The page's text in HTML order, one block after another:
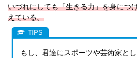
いづれにしても「生きる力」を身につ
えている。
もし、君達にスポーツや芸術家と